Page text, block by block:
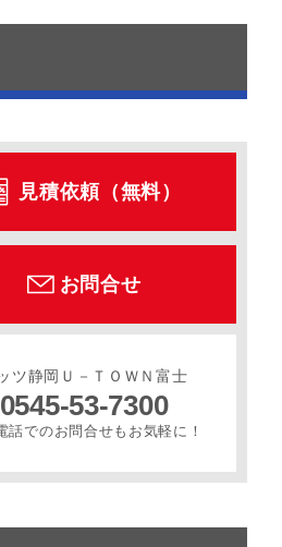
見積依頼（無料）
お問合せ
ツ静岡Ｕ－ＴＯＷＮ富士
0545-53-7300
話でのお問合せもお気軽に！